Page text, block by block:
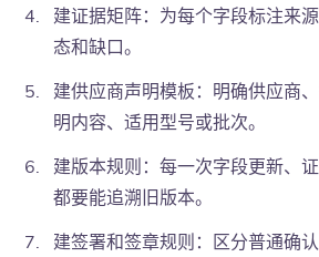
建证据矩阵：为每个字段标注来
态和缺口。
建供应商声明模板：明确供应商
明内容、适用型号或批次。
建版本规则：每一次字段更新、
都要能追溯旧版本。
建签署和签章规则：区分普通确